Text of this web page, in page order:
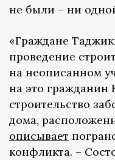
не были – ни
«Граждане
проведение
на неописанном
на это гражданин
строительство
дома,
описывает
конфликта. –